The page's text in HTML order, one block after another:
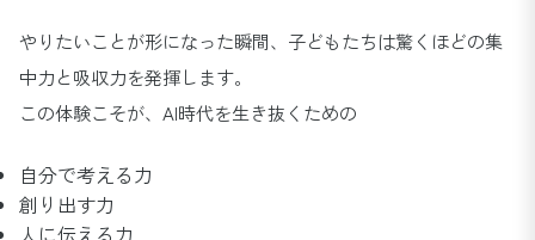
やりたいことが形になった瞬間、子どもたちは驚くほどの集
中力と吸収力を発揮します。
この体験こそが、AI時代を生き抜くための
自分で考える力
創り出す力
人に伝える力